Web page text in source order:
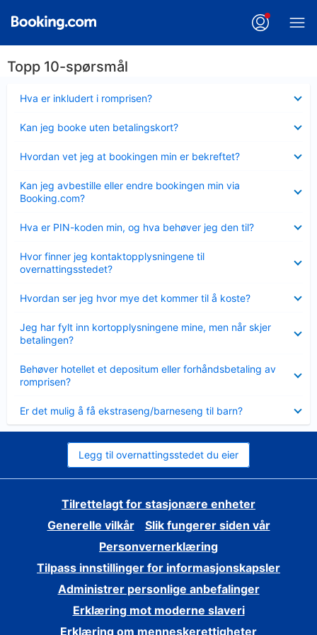
Topp 10-spørsmål
Hva er inkludert i romprisen?
mindre
Kan jeg booke uten betalingskort?
mindre
Hvordan vet jeg at bookingen min er bekreftet?
mindre
Kan jeg avbestille eller endre bookingen min via
Booking.com?
mindre
Hva er PIN-koden min, og hva behøver jeg den til?
mindre
Hvor finner jeg kontaktopplysningene til
overnattingsstedet?
mindre
Hvordan ser jeg hvor mye det kommer til å koste?
mindre
Jeg har fylt inn kortopplysningene mine, men når skjer
betalingen?
mindre
Behøver hotellet et depositum eller forhåndsbetaling av
romprisen?
mindre
Er det mulig å få ekstraseng/barneseng til barn?
mindre
Legg til overnattingsstedet du eier
Tilrettelagt for stasjonære enheter
Generelle vilkår
Slik fungerer siden vår
Personvernerklæring
Tilpass innstillinger for informasjonskapsler
Administrer personlige anbefalinger
Erklæring mot moderne slaveri
Erklæring om menneskerettigheter